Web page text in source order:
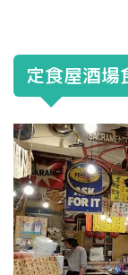
定食屋酒場